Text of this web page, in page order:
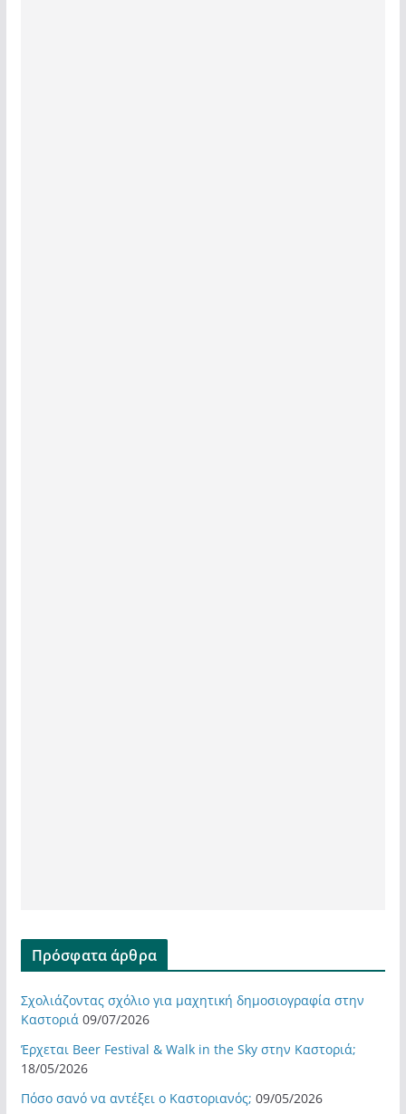
Πρόσφατα άρθρα
Σχολιάζοντας σχόλιο για μαχητική δημοσιογραφία στην
Καστοριά 09/07/2026
Έρχεται Beer Festival & Walk in the Sky στην Καστοριά;
18/05/2026
Πόσο σανό να αντέξει ο Καστοριανός; 09/05/2026